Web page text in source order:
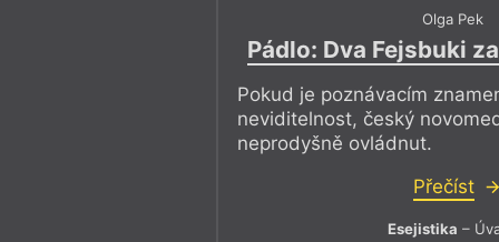
Olga Pek
Pádlo: Dva Fejsbuki
Pokud je poznávacím
neviditelnost, český
neprodyšně ovládnut.
Přečíst
Esejistika –